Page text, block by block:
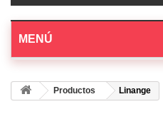
MENÚ
Productos Linange